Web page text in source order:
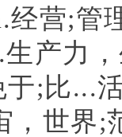
经营;管
生产力
于;比...
，世界;